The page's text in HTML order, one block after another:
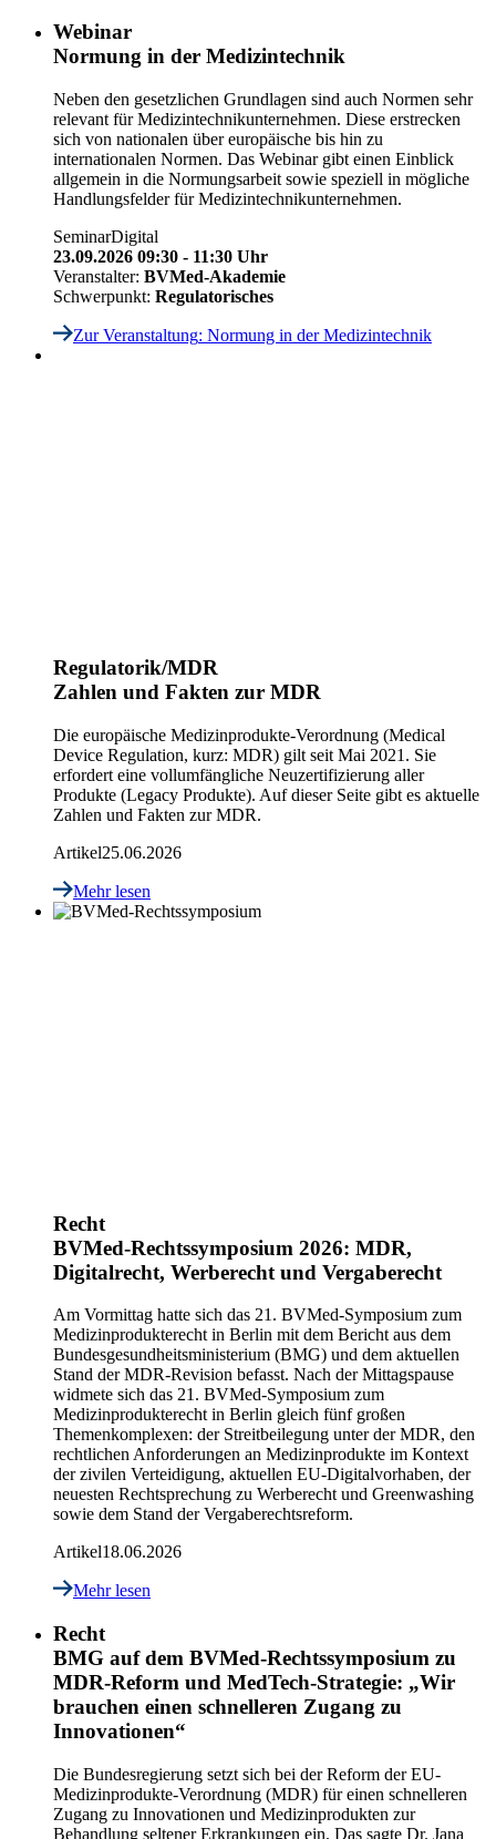
Webinar
Normung in der Medizintechnik
Neben den gesetzlichen Grundlagen sind auch Normen sehr
relevant für Medizintechnikunternehmen. Diese erstrecken
sich von nationalen über europäische bis hin zu
internationalen Normen. Das Webinar gibt einen Einblick
allgemein in die Normungsarbeit sowie speziell in mögliche
Handlungsfelder für Medizintechnikunternehmen.
SeminarDigital
23.09.2026 09:30 - 11:30 Uhr
Veranstalter: BVMed-Akademie
Schwerpunkt: Regulatorisches
Zur Veranstaltung: Normung in der Medizintechnik
Regulatorik/MDR
Zahlen und Fakten zur MDR
Die europäische Medizinprodukte-Verordnung (Medical
Device Regulation, kurz: MDR) gilt seit Mai 2021. Sie
erfordert eine vollumfängliche Neuzertifizierung aller
Produkte (Legacy Produkte). Auf dieser Seite gibt es aktuelle
Zahlen und Fakten zur MDR.
Artikel25.06.2026
Mehr lesen
Recht
BVMed-Rechtssymposium 2026: MDR,
Digitalrecht, Werberecht und Vergaberecht
Am Vormittag hatte sich das 21. BVMed-Symposium zum
Medizinprodukterecht in Berlin mit dem Bericht aus dem
Bundesgesundheitsministerium (BMG) und dem aktuellen
Stand der MDR-Revision befasst. Nach der Mittagspause
widmete sich das 21. BVMed-Symposium zum
Medizinprodukterecht in Berlin gleich fünf großen
Themenkomplexen: der Streitbeilegung unter der MDR, den
rechtlichen Anforderungen an Medizinprodukte im Kontext
der zivilen Verteidigung, aktuellen EU-Digitalvorhaben, der
neuesten Rechtsprechung zu Werberecht und Greenwashing
sowie dem Stand der Vergaberechtsreform.
Artikel18.06.2026
Mehr lesen
Recht
BMG auf dem BVMed-Rechtssymposium zu
MDR-Reform und MedTech-Strategie: „Wir
brauchen einen schnelleren Zugang zu
Innovationen“
Die Bundesregierung setzt sich bei der Reform der EU-
Medizinprodukte-Verordnung (MDR) für einen schnelleren
Zugang zu Innovationen und Medizinprodukten zur
Behandlung seltener Erkrankungen ein. Das sagte Dr. Jana